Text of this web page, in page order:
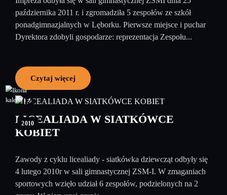
października 2011 r. i zgromadziła 5 zespołów ze szkół
ponadgimnazjalnych w Lęborku. Pierwsze miejsce i puchar
Dyrektora zdobyli gospodarze: reprezentacja Zespołu...
Czytaj więcej
04
2010
LICEALIADA W SIATKÓWCE
KOBIET
Zawody z cyklu licealiady - siatkówka dziewcząt odbyły się
4 lutego 2010r w sali gimnastycznej ZSM-I. W zmaganiach
sportowych wzięło udział 6 zespołów, podzielonych na 2